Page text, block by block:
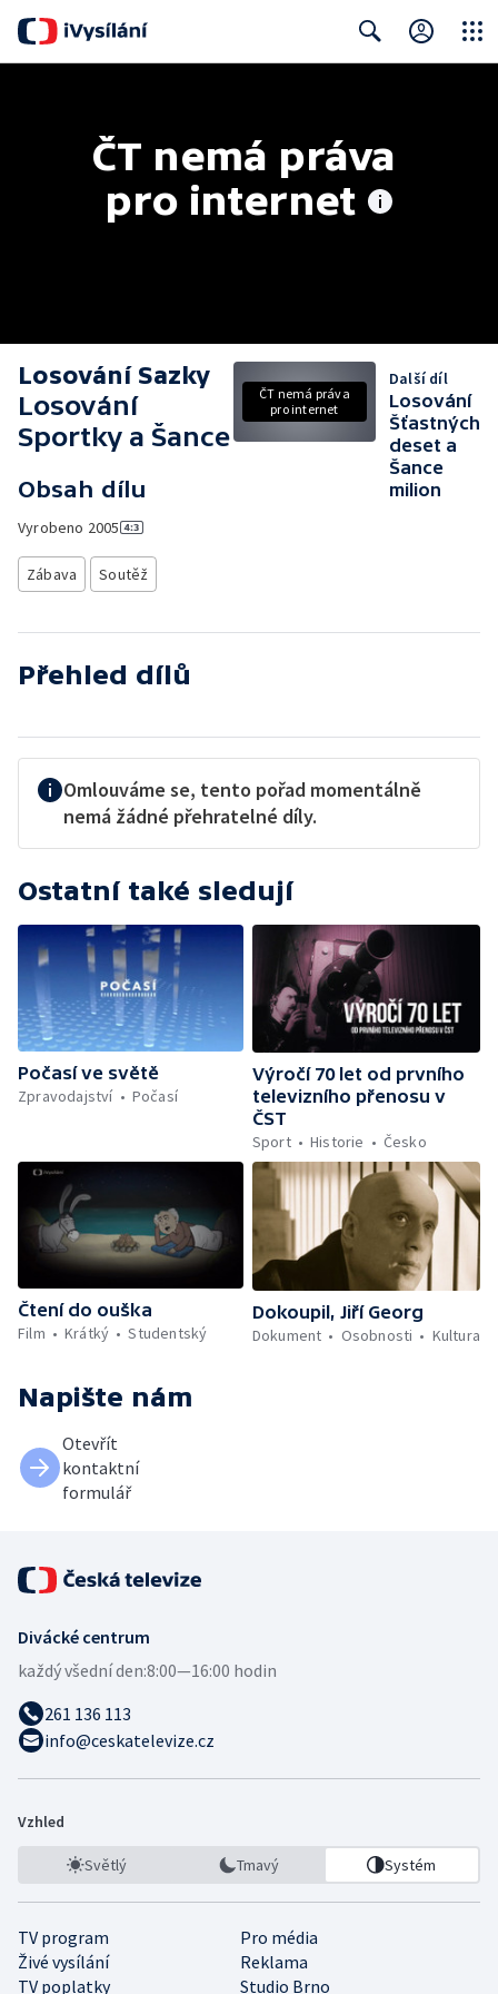
ČT nemá práva
pro internet
Losování Sazky
Losování
Sportky a Šance
Obsah dílu
Vyrobeno 2005
Zábava Soutěž
ČT nemá práva
pro internet
Další díl
Losování
Šťastných
deset a
Šance
milion
Přehled dílů
Omlouváme se, tento pořad momentálně
nemá žádné přehratelné díly.
Ostatní také sledují
Počasí ve světě
Zpravodajství
Počasí
Výročí 70 let od prvního
televizního přenosu v
ČST
Sport
Historie Česko
Čtení do ouška
Film
Krátký Studentský
Dokoupil, Jiří Georg
Dokument
Osobnosti Kultura
Napište nám
Otevřít
kontaktní
formulář
Divácké centrum
každý všední den:8:00—16:00 hodin
261 136 113
info@ceskatelevize.cz
Vzhled
Světlý Tmavý Systém
TV program
Pro média
Živé vysílání
Reklama
TV poplatky
Studio Brno